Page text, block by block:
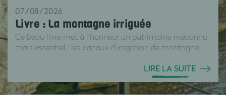
07/08/2026
Livre : La montagne irriguée
Ce beau livre met à l’honneur un patrimoine méconnu
mais essentiel : les canaux d’irrigation de montagne.
LIRE LA SUITE